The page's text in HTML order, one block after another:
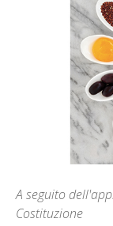
A seguito
Costituzione